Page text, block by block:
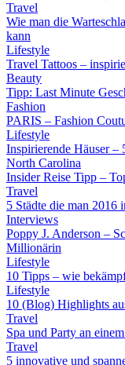
Travel
Wie man die
kann
Lifestyle
Travel Tattoos –
Beauty
Tipp: Last Minute
Fashion
PARIS – Fashion
Lifestyle
Inspirierende Häuser –
North Carolina
Insider Reise Tipp –
Travel
5 Städte die man 2016
Interviews
Poppy J. Anderson –
Millionärin
Lifestyle
10 Tipps – wie
Lifestyle
10 (Blog) Highlights
Travel
Spa und Party an
Travel
5 innovative und